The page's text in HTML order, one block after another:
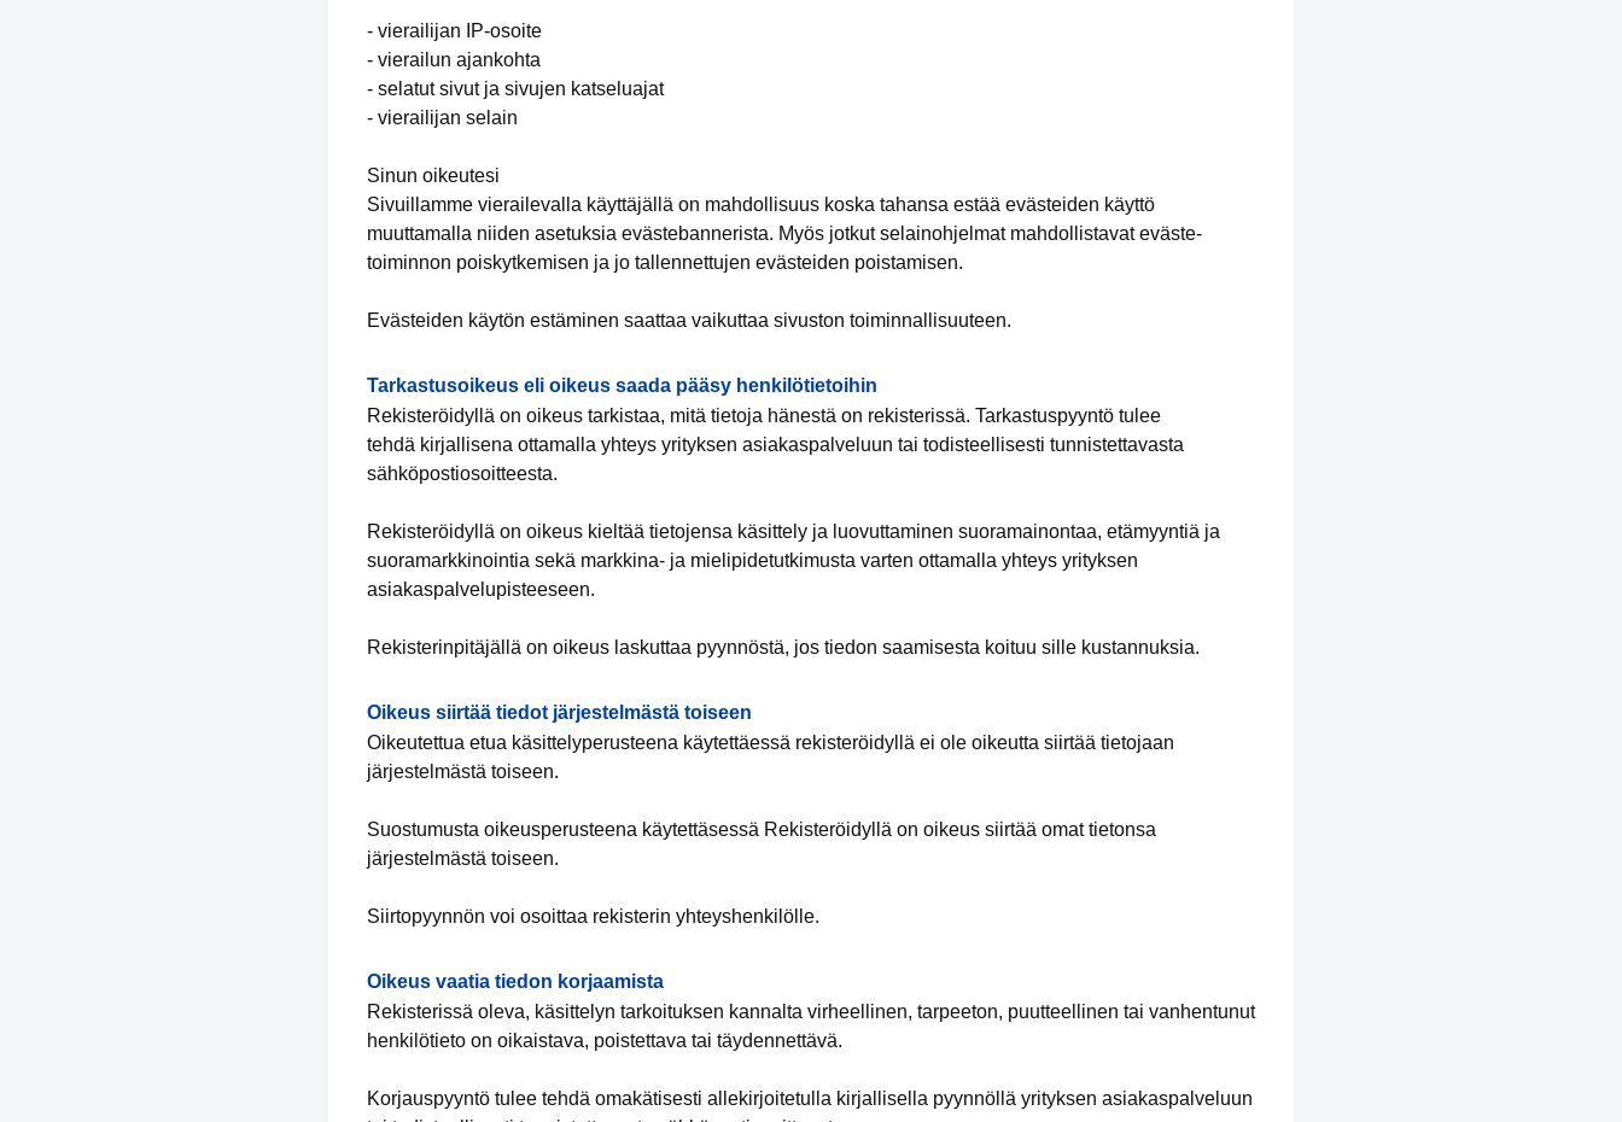
- vierailijan IP-osoite
- vierailun ajankohta
- selatut sivut ja sivujen katseluajat
- vierailijan selain
Sinun oikeutesi
Sivuillamme vierailevalla käyttäjällä on mahdollisuus koska tahansa estää evästeiden käyttö
muuttamalla niiden asetuksia evästebannerista. Myös jotkut selainohjelmat mahdollistavat eväste-
toiminnon poiskytkemisen ja jo tallennettujen evästeiden poistamisen.
Evästeiden käytön estäminen saattaa vaikuttaa sivuston toiminnallisuuteen.
Tarkastusoikeus eli oikeus saada pääsy henkilötietoihin
Rekisteröidyllä on oikeus tarkistaa, mitä tietoja hänestä on rekisterissä. Tarkastuspyyntö tulee
tehdä kirjallisena ottamalla yhteys yrityksen asiakaspalveluun tai todisteellisesti tunnistettavasta
sähköpostiosoitteesta.
Rekisteröidyllä on oikeus kieltää tietojensa käsittely ja luovuttaminen suoramainontaa, etämyyntiä ja
suoramarkkinointia sekä markkina- ja mielipidetutkimusta varten ottamalla yhteys yrityksen
asiakaspalvelupisteeseen.
Rekisterinpitäjällä on oikeus laskuttaa pyynnöstä, jos tiedon saamisesta koituu sille kustannuksia.
Oikeus siirtää tiedot järjestelmästä toiseen
Oikeutettua etua käsittelyperusteena käytettäessä rekisteröidyllä ei ole oikeutta siirtää tietojaan
järjestelmästä toiseen.
Suostumusta oikeusperusteena käytettäsessä Rekisteröidyllä on oikeus siirtää omat tietonsa
järjestelmästä toiseen.
Siirtopyynnön voi osoittaa rekisterin yhteyshenkilölle.
Oikeus vaatia tiedon korjaamista
Rekisterissä oleva, käsittelyn tarkoituksen kannalta virheellinen, tarpeeton, puutteellinen tai vanhentunut
henkilötieto on oikaistava, poistettava tai täydennettävä.
Korjauspyyntö tulee tehdä omakätisesti allekirjoitetulla kirjallisella pyynnöllä yrityksen asiakaspalveluun